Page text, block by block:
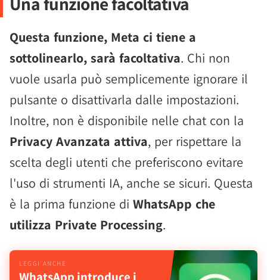
Questa funzione, Meta ci tiene a
sottolinearlo, sarà facoltativa. Chi non
vuole usarla può semplicemente ignorare il
pulsante o disattivarla dalle impostazioni.
Inoltre, non è disponibile nelle chat con la
Privacy Avanzata attiva, per rispettare la
scelta degli utenti che preferiscono evitare
l'uso di strumenti IA, anche se sicuri. Questa
è la prima funzione di WhatsApp che
utilizza Private Processing.
WhatsApp introduce i